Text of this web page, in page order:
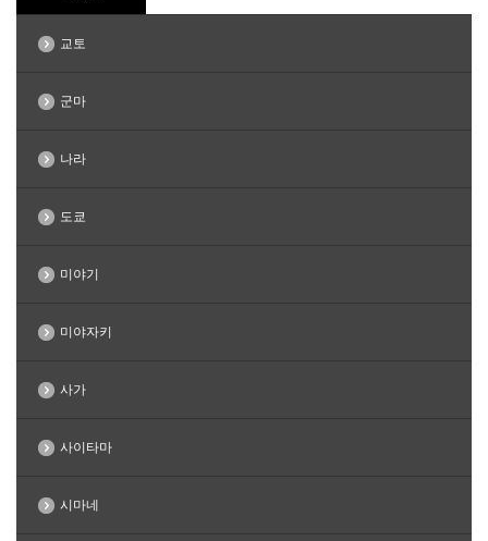
교토
군마
나라
도쿄
미야기
미야자키
사가
사이타마
시마네